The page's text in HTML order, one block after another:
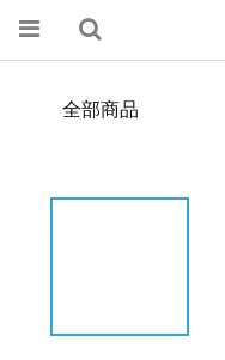
全部商品